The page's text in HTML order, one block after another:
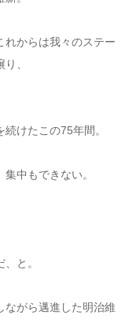
れからは我々のステー
、
けたこの75年間。
中もできない。
と。
ながら邁進した明治維